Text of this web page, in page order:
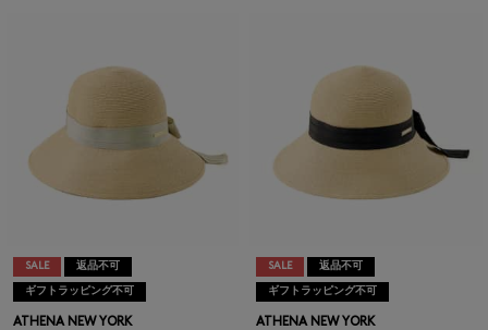
SALE 返品不可
ギフトラッピング不可
ATHENA NEW YORK
SALE 返品不可
ギフトラッピング不可
ATHENA NEW YORK